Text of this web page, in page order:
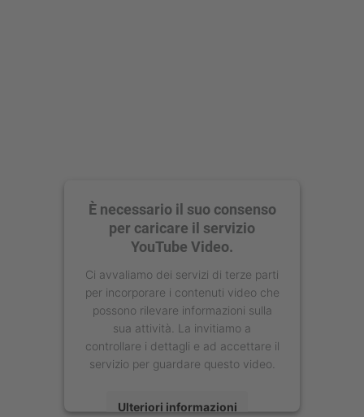
È necessario il suo consenso
per caricare il servizio
YouTube Video.
Ci avvaliamo dei servizi di terze parti
per incorporare i contenuti video che
possono rilevare informazioni sulla
sua attività. La invitiamo a
controllare i dettagli e ad accettare il
servizio per guardare questo video.
Ulteriori informazioni